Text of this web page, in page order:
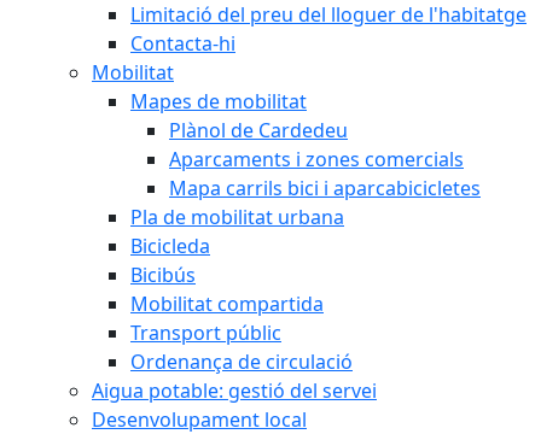
Limitació del preu del lloguer de l'habitatge
Contacta-hi
Mobilitat
Mapes de mobilitat
Plànol de Cardedeu
Aparcaments i zones comercials
Mapa carrils bici i aparcabicicletes
Pla de mobilitat urbana
Bicicleda
Bicibús
Mobilitat compartida
Transport públic
Ordenança de circulació
Aigua potable: gestió del servei
Desenvolupament local